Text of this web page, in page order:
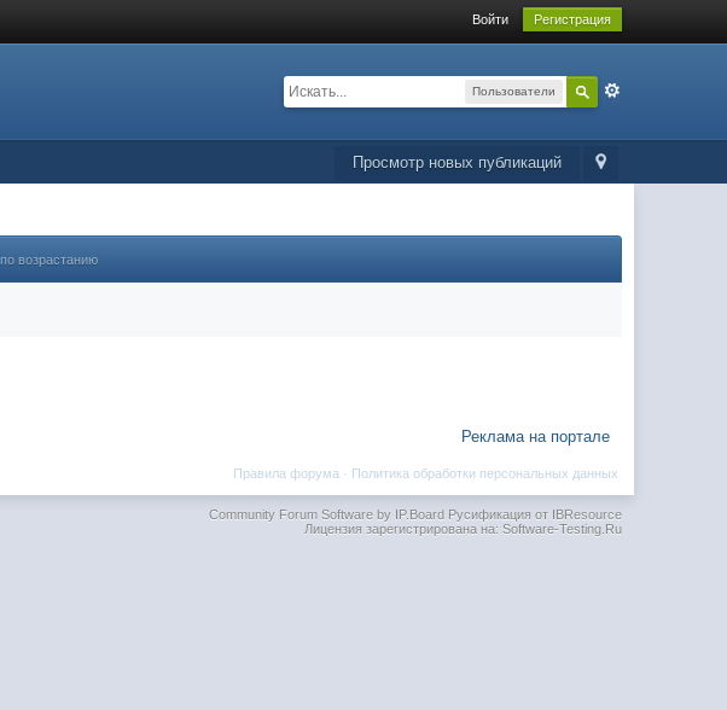
Войти Регистрация
Пользователи
Просмотр новых публикаций
по возрастанию
Реклама на портале
Политика обработки персональных данных
Правила форума ·
Community Forum Software by IP.BoardРусификация от IBResource
Лицензия зарегистрирована на: Software-Testing.Ru